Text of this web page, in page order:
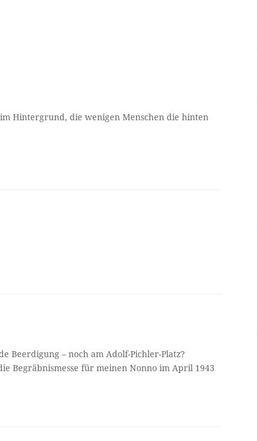
im Hintergrund, die wenigen Menschen die hinten
Beerdigung – noch am Adolf-Pichler-Platz?
Begräbnismesse für meinen Nonno im April 1943